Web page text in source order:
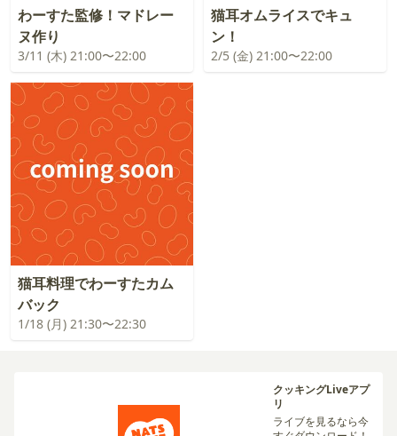
わーすた監修！マドレー
ヌ作り
3/11 (木) 21:00〜22:00
猫耳オムライスでキュ
ン！
2/5 (金) 21:00〜22:00
猫耳料理でわーすたカム
バック
1/18 (月) 21:30〜22:30
クッキングLiveアプ
リ
ライブを見るなら今